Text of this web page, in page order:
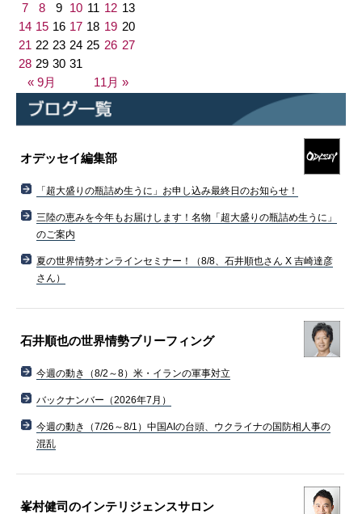
« 9月 11月 »
7
8 9 10 11 12 13
14 15 16 17 18 19 20
21 22 23 24 25 26 27
28 29 30 31
オデッセイ編集部
「超大盛りの瓶詰め生うに」お申し込み最終日のお知らせ！
三陸の恵みを今年もお届けします！名物「超大盛りの瓶詰め生うに」
のご案内
夏の世界情勢オンラインセミナー！（8/8、石井順也さん X 吉崎達彦
さん）
石井順也の世界情勢ブリーフィング
今週の動き（8/2～8）米・イランの軍事対立
バックナンバー（2026年7月）
今週の動き（7/26～8/1）中国AIの台頭、ウクライナの国防相人事の
混乱
峯村健司のインテリジェンスサロン